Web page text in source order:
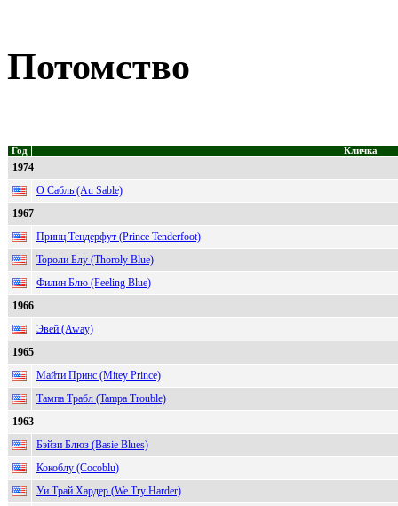
Потомство
Год Кличка
1974
О Сабль (Au Sable)
1967
Принц Тендерфут (Prince Tenderfoot)
Тороли Блу (Thoroly Blue)
Филин Блю (Feeling Blue)
1966
Эвей (Away)
1965
Майти Принс (Mitey Prince)
Тампа Трабл (Tampa Trouble)
1963
Бэйзи Блюз (Basie Blues)
Кокоблу (Cocoblu)
Уи Трай Хардер (We Try Harder)